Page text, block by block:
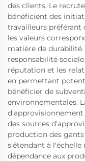
des clients. Le
bénéficient des
travailleurs préférant
les valeurs
matière de
responsabilité
réputation et les
en permettant
bénéficier de
environnementales.
des sources
production des
s'étendant à l'échelle
dépendance aux